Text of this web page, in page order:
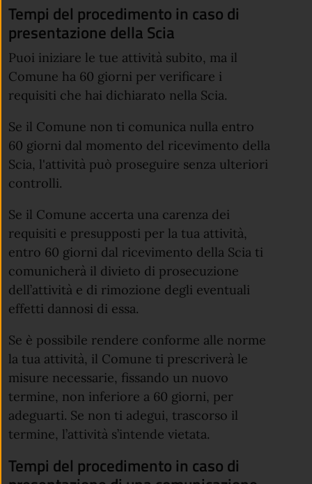
Tempi del procedimento in caso di
presentazione della Scia
Puoi iniziare le tue attività subito, ma il
Comune ha 60 giorni per verificare i
requisiti che hai dichiarato nella Scia.
Se il Comune non ti comunica nulla entro
60 giorni dal momento del ricevimento della
Scia, l'attività può proseguire senza ulteriori
controlli.
Se il Comune accerta una carenza dei
requisiti e presupposti per la tua attività,
entro 60 giorni dal ricevimento della Scia ti
comunicherà il divieto di prosecuzione
dell’attività e di rimozione degli eventuali
effetti dannosi di essa.
Se è possibile rendere conforme alle norme
la tua attività, il Comune ti prescriverà le
misure necessarie, fissando un nuovo
termine, non inferiore a 60 giorni, per
adeguarti. Se non ti adegui, trascorso il
termine, l’attività s’intende vietata.
Tempi del procedimento in caso di